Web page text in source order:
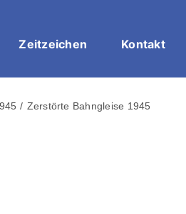
Zeitzeichen Kontakt
Zerstörte Bahngleise 1945